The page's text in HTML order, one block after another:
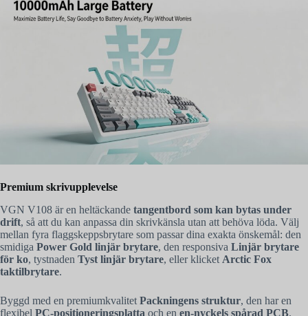
Premium skrivupplevelse
VGN V108 är en heltäckande tangentbord som kan bytas under
drift, så att du kan anpassa din skrivkänsla utan att behöva löda. Välj
mellan fyra flaggskeppsbrytare som passar dina exakta önskemål: den
smidiga Power Gold linjär brytare, den responsiva Linjär brytare
för ko, tystnaden Tyst linjär brytare, eller klicket Arctic Fox
taktilbrytare.
Byggd med en premiumkvalitet Packningens struktur, den har en
flexibel PC-positioneringsplatta och en en-nyckels spårad PCB.